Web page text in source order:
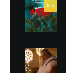
9.5